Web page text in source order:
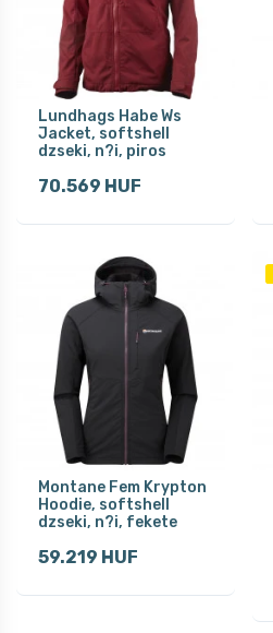
Lundhags Habe Ws
Jacket, softshell
dzseki, n?i, piros
70.569 HUF
Montane Fem Krypton
Hoodie, softshell
dzseki, n?i, fekete
59.219 HUF